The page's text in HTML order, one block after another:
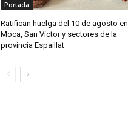
Portada
Ratifican huelga del 10 de agosto en
Moca, San Víctor y sectores de la
provincia Espaillat